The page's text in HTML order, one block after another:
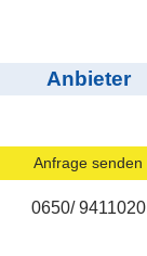
Anbieter
Anfrage senden
0650/ 9411020